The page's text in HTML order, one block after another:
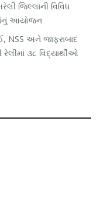
જિલ્લાની વિવિધ
આયોજન
NSS અને જાફરાબાદ
૩૮ વિદ્યાર્થીઓ